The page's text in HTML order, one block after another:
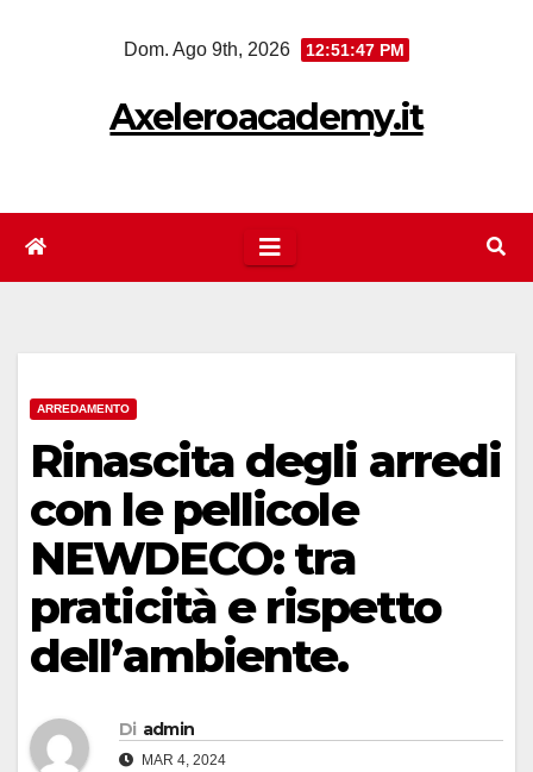
Dom. Ago 9th, 2026 12:51:47 PM
Axeleroacademy.it
ARREDAMENTO
Rinascita degli arredi
con le pellicole
NEWDECO: tra
praticità e rispetto
dell’ambiente.
Di admin
MAR 4, 2024